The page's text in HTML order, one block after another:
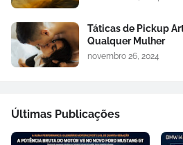
Táticas de Pickup
Qualquer Mulher
novembro 26, 2024
Últimas Publicações